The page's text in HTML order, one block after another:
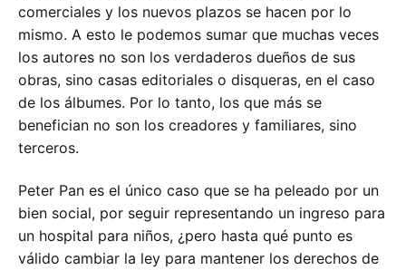
comerciales y los nuevos plazos se hacen por lo
mismo. A esto le podemos sumar que muchas veces
los autores no son los verdaderos dueños de sus
obras, sino casas editoriales o disqueras, en el caso
de los álbumes. Por lo tanto, los que más se
benefician no son los creadores y familiares, sino
terceros.
Peter Pan es el único caso que se ha peleado por un
bien social, por seguir representando un ingreso para
un hospital para niños, ¿pero hasta qué punto es
válido cambiar la ley para mantener los derechos de